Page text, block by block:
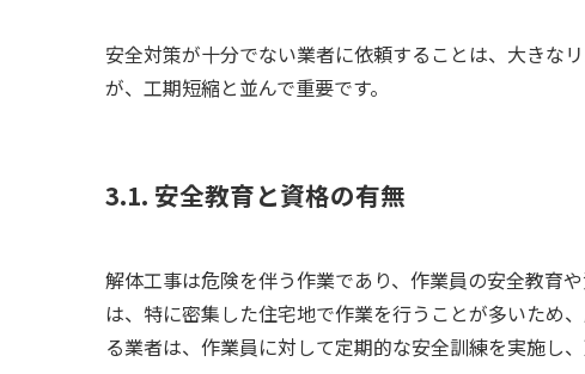
安全対策が十分でない業者に依頼することは、大きな
が、工期短縮と並んで重要です。
3.1. 安全教育と資格の有無
解体工事は危険を伴う作業であり、作業員の安全教育
は、特に密集した住宅地で作業を行うことが多いため
る業者は、作業員に対して定期的な安全訓練を実施し